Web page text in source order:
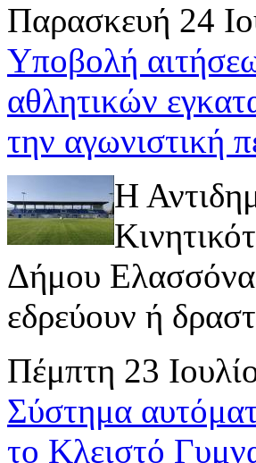
Παρασκευή 24
Υποβολή
αθλητικών
την αγωνιστική
Η
Δήμου
εδρεύουν ή
Πέμπτη 23
Σύστημα
το Κλειστό